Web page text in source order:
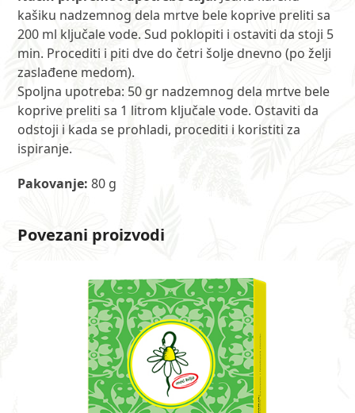
kašiku nadzemnog dela mrtve bele koprive preliti sa
200 ml ključale vode. Sud poklopiti i ostaviti da stoji 5
min. Procediti i piti dve do četri šolje dnevno (po želji
zaslađene medom).
Spoljna upotreba: 50 gr nadzemnog dela mrtve bele
koprive preliti sa 1 litrom ključale vode. Ostaviti da
odstoji i kada se prohladi, procediti i koristiti za
ispiranje.
Pakovanje: 80 g
Povezani proizvodi